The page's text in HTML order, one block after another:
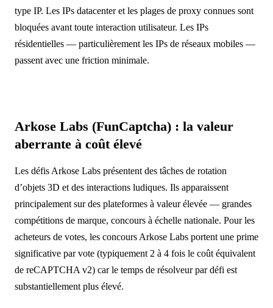
type IP. Les IPs datacenter et les plages de proxy connues sont
bloquées avant toute interaction utilisateur. Les IPs
résidentielles — particulièrement les IPs de réseaux mobiles —
passent avec une friction minimale.
Arkose Labs (FunCaptcha) : la valeur
aberrante à coût élevé
Les défis Arkose Labs présentent des tâches de rotation
d’objets 3D et des interactions ludiques. Ils apparaissent
principalement sur des plateformes à valeur élevée — grandes
compétitions de marque, concours à échelle nationale. Pour les
acheteurs de votes, les concours Arkose Labs portent une prime
significative par vote (typiquement 2 à 4 fois le coût équivalent
de reCAPTCHA v2) car le temps de résolveur par défi est
substantiellement plus élevé.